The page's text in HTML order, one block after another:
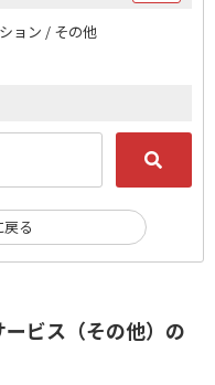
ビス（その他）の
ョン / その他
る